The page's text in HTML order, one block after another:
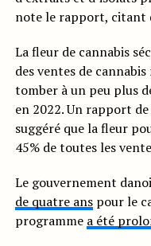
note le rapport, citant
La fleur de cannabis
des ventes de
tomber à un peu plus
en 2022. Un rapport
suggéré que la fleur
45% de toutes les
Le gouvernement
de quatre anspour le
programme a été